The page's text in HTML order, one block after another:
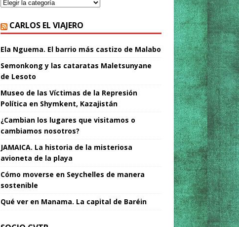
CARLOS EL VIAJERO
Ela Nguema. El barrio más castizo de Malabo
Semonkong y las cataratas Maletsunyane
de Lesoto
Museo de las Víctimas de la Represión
Política en Shymkent, Kazajistán
¿Cambian los lugares que visitamos o
cambiamos nosotros?
JAMAICA. La historia de la misteriosa
avioneta de la playa
Cómo moverse en Seychelles de manera
sostenible
Qué ver en Manama. La capital de Baréin